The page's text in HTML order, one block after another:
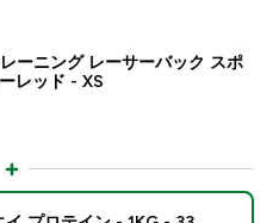
ーニング レーサーバック スポ
レッド - XS